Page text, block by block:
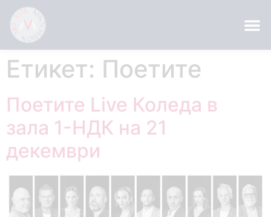
Етикет: Поетите
Поетите Live Коледа в
зала 1-НДК на 21
декември